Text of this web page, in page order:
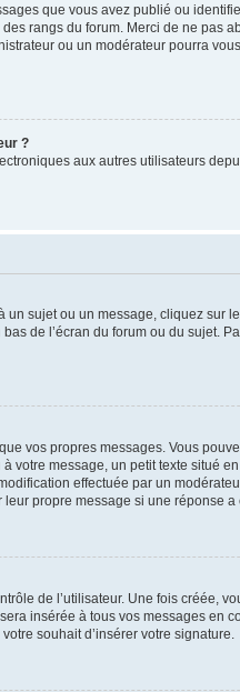
que vous avez publié ou
rangs du forum. Merci de ne pas
ou un modérateur pourra
?
aux autres utilisateurs
sujet ou un message, cliquez sur
de l’écran du forum ou du sujet.
vos propres messages. Vous
message, un petit texte situé
effectuée par un
propre message si une réponse a
de l’utilisateur. Une fois créée,
insérée à tous vos messages en
souhait d’insérer votre signature.